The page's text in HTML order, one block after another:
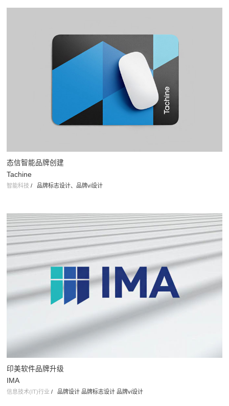
态信智能品牌创建
Tachine
智能科技 / 品牌标志设计、品牌vi设计
印美软件品牌升级
IMA
信息技术(IT)行业 / 品牌设计 品牌标志设计 品牌vi设计